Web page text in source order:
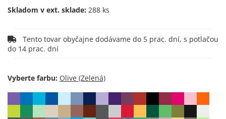
Skladom v ext. sklade: 288 ks
do 14 prac. dní
Vyberte farbu: